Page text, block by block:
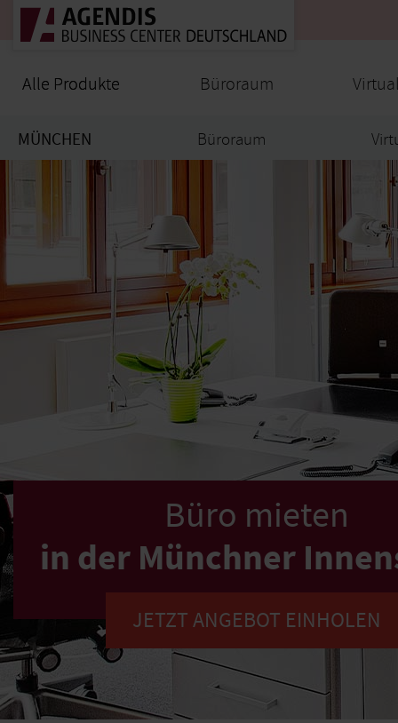
Alle Produkte Büroraum
Alle Produkte
MÜNCHEN Büroraum
Büro mieten
in der Münchner
JETZT ANGEBOT EINHOLEN